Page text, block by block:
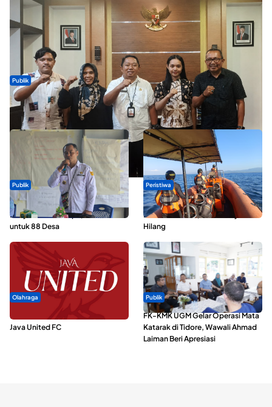
Publik
Dua Talenta Muda Ternate Wakili Maluku Utara di Gita Bahana
Nusantara 2026
Publik
ABDESI Morotai Apresiasi
Penyaluran ADD Rp3,13 Miliar
untuk 88 Desa
Peristiwa
Dua Longboat Bertabrakan di
Perairan Taliabu, Satu Nelayan
Hilang
Olahraga
Dari Malut United Berubah Jadi
Java United FC
Publik
FK-KMK UGM Gelar Operasi Mata
Katarak di Tidore, Wawali Ahmad
Laiman Beri Apresiasi